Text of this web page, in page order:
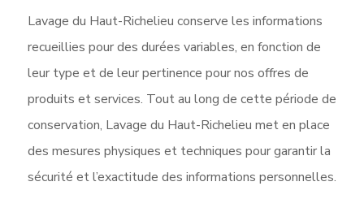
Lavage du Haut-Richelieu conserve les informations
recueillies pour des durées variables, en fonction de
leur type et de leur pertinence pour nos offres de
produits et services. Tout au long de cette période de
conservation, Lavage du Haut-Richelieu met en place
des mesures physiques et techniques pour garantir la
sécurité et l’exactitude des informations personnelles.